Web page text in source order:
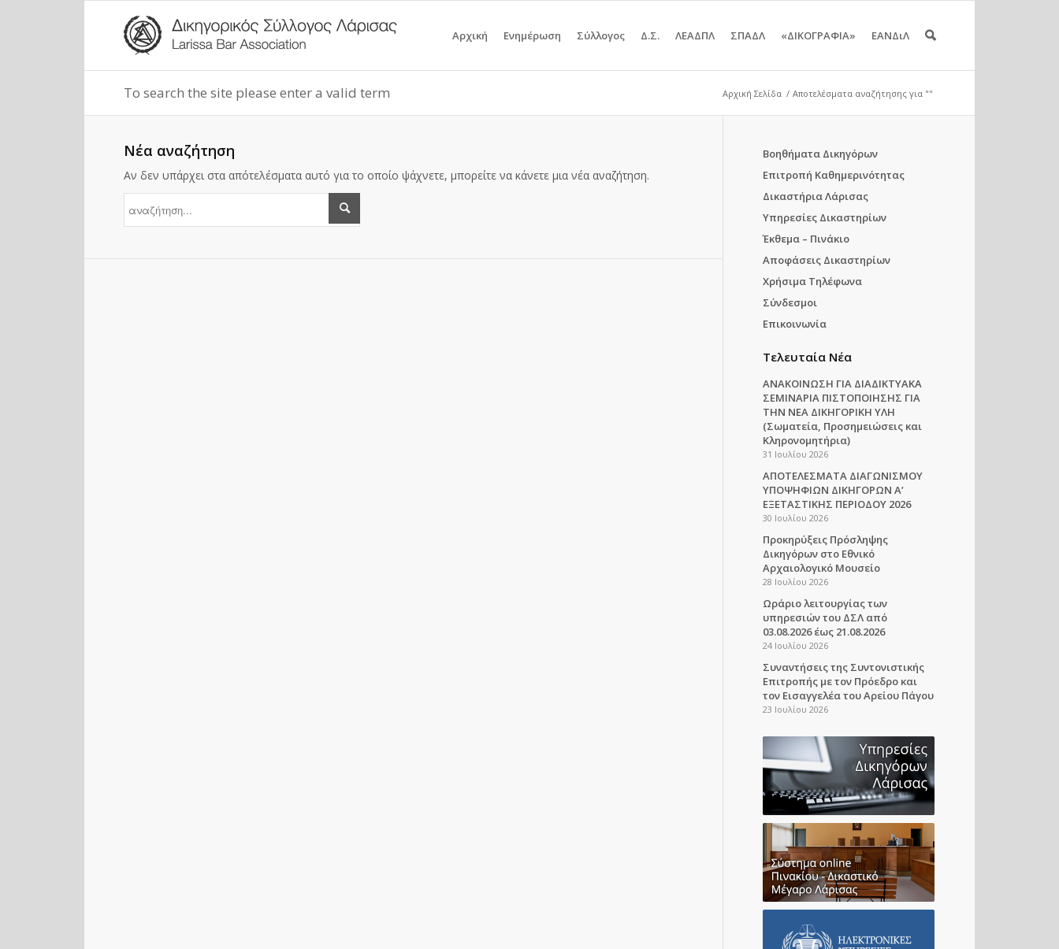
Αρχική Ενημέρωση Σύλλογος Δ.Σ. ΛΕΑΔΠΛ ΣΠΑΔΛ «ΔΙΚΟΓΡΑΦΙΑ» ΕΑΝΔιΛ
To search the site please enter a valid term Αρχική Σελίδα / Αποτελέσματα αναζήτησης για ""
Νέα αναζήτηση
Αν δεν υπάρχει στα απότελέσματα αυτό για το οποίο ψάχνετε, μπορείτε να κάνετε μια νέα αναζήτηση.
Βοηθήματα Δικηγόρων
Επιτροπή Καθημερινότητας
Δικαστήρια Λάρισας
Υπηρεσίες Δικαστηρίων
Έκθεμα – Πινάκιο
Αποφάσεις Δικαστηρίων
Χρήσιμα Τηλέφωνα
Σύνδεσμοι
Επικοινωνία
Τελευταία Νέα
ΑΝΑΚΟΙΝΩΣΗ ΓΙΑ ΔΙΑΔΙΚΤΥΑΚΑ
ΣΕΜΙΝΑΡΙΑ ΠΙΣΤΟΠΟΙΗΣΗΣ ΓΙΑ
ΤΗΝ ΝΕΑ ΔΙΚΗΓΟΡΙΚΗ ΥΛΗ
(Σωματεία, Προσημειώσεις και
Κληρονομητήρια)
31 Ιουλίου 2026
ΑΠΟΤΕΛΕΣΜΑΤΑ ΔΙΑΓΩΝΙΣΜΟΥ
ΥΠΟΨΗΦΙΩΝ ΔΙΚΗΓΟΡΩΝ Α’
ΕΞΕΤΑΣΤΙΚΗΣ ΠΕΡΙΟΔΟΥ 2026
30 Ιουλίου 2026
Προκηρύξεις Πρόσληψης
Δικηγόρων στο Εθνικό
Αρχαιολογικό Μουσείο
28 Ιουλίου 2026
Ωράριο λειτουργίας των
υπηρεσιών του ΔΣΛ από
03.08.2026 έως 21.08.2026
24 Ιουλίου 2026
Συναντήσεις της Συντονιστικής
Επιτροπής με τον Πρόεδρο και
τον Εισαγγελέα του Αρείου Πάγου
23 Ιουλίου 2026